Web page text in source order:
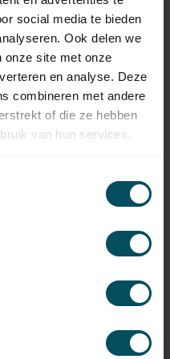
social media te bieden
Ook delen we
onze site met onze
en analyse. Deze
combineren met andere
of die ze hebben
van hun services.
d'origine